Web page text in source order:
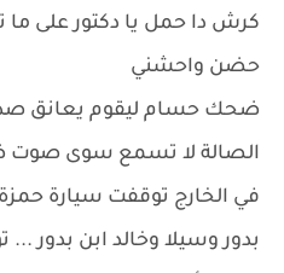
كرش دا حمل يا دكتور على
حضن واحشني
ضحك حسام ليقوم يعانق
الصالة لا تسمع سوى صوت
في الخارج توقفت سيارة
بدور وسيلا وخالد ابن بدور ...